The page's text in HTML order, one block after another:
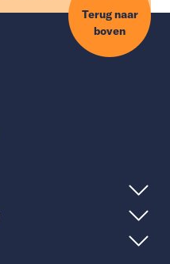
Terug naar
boven